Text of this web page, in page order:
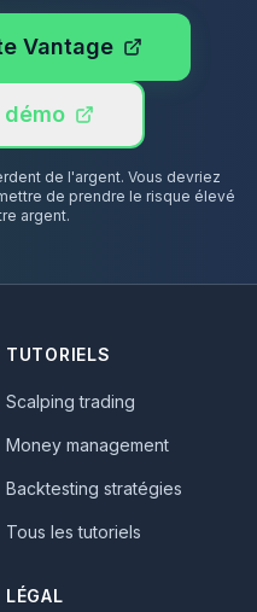
Vantage
démo
de l'argent. Vous devriez
de prendre le risque élevé
argent.
TUTORIELS
Scalping trading
Money management
Backtesting stratégies
Tous les tutoriels
LÉGAL